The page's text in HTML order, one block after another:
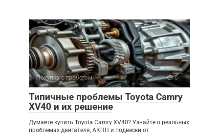
Покупка с пробегом 0
Типичные проблемы Toyota Camry
XV40 и их решение
Думаете купить Toyota Camry XV40? Узнайте о реальных
проблемах двигателя, АКПП и подвески от